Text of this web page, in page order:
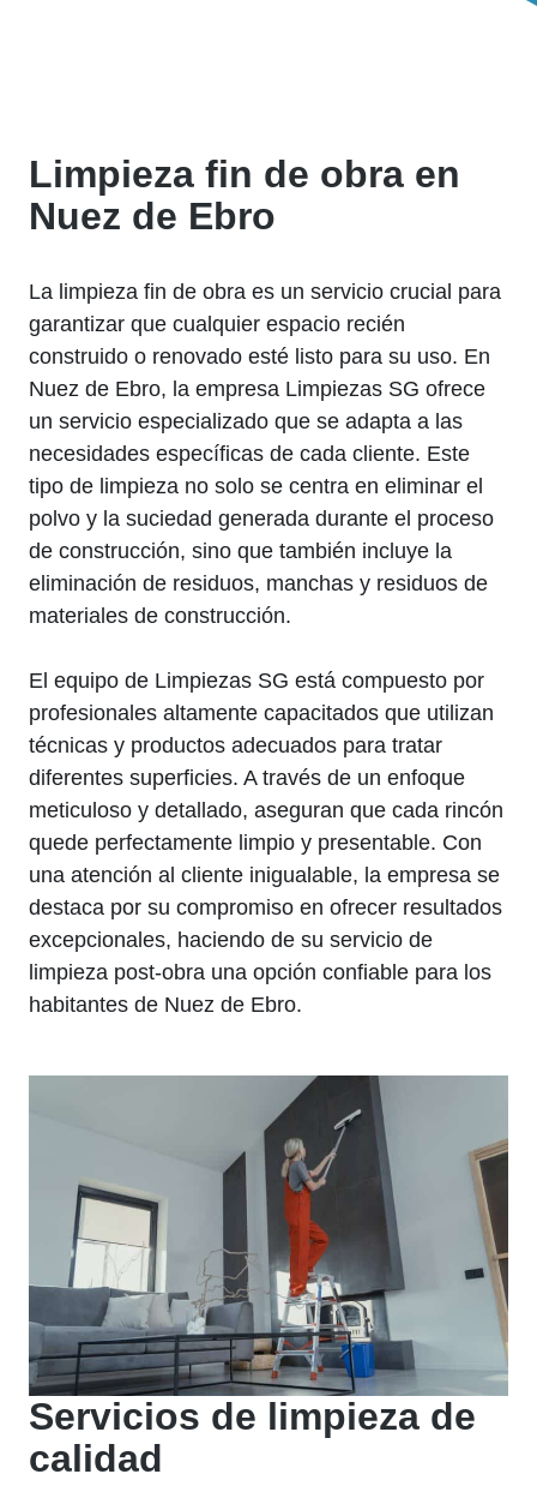
Limpieza fin de obra en
Nuez de Ebro
La limpieza fin de obra es un servicio crucial para
garantizar que cualquier espacio recién
construido o renovado esté listo para su uso. En
Nuez de Ebro, la empresa Limpiezas SG ofrece
un servicio especializado que se adapta a las
necesidades específicas de cada cliente. Este
tipo de limpieza no solo se centra en eliminar el
polvo y la suciedad generada durante el proceso
de construcción, sino que también incluye la
eliminación de residuos, manchas y residuos de
materiales de construcción.
El equipo de Limpiezas SG está compuesto por
profesionales altamente capacitados que utilizan
técnicas y productos adecuados para tratar
diferentes superficies. A través de un enfoque
meticuloso y detallado, aseguran que cada rincón
quede perfectamente limpio y presentable. Con
una atención al cliente inigualable, la empresa se
destaca por su compromiso en ofrecer resultados
excepcionales, haciendo de su servicio de
limpieza post-obra una opción confiable para los
habitantes de Nuez de Ebro.
Servicios de limpieza de
calidad